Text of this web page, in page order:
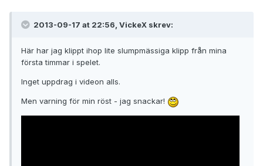
2013-09-17 at 22:56, VickeX skrev:
Här har jag klippt ihop lite slumpmässiga klipp från mina
första timmar i spelet.
Inget uppdrag i videon alls.
Men varning för min röst - jag snackar!